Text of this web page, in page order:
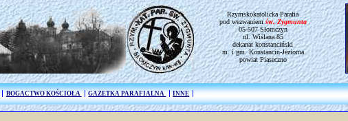
Rzymskokatolicka Parafia
pod wezwaniemśw. Zygmunta
05-507 Słomczyn
ul. Wiślana 85
dekanat konstanciński
m. i gm. Konstancin-Jeziorna
powiat Piaseczno
BOGACTWO KOŚCIOŁA GAZETKA PARAFIALNA INNE